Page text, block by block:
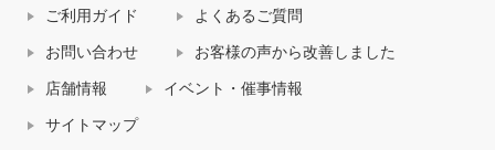
ご利用ガイド よくあるご質問
お問い合わせ お客様の声から改善しました
店舗情報 イベント・催事情報
サイトマップ